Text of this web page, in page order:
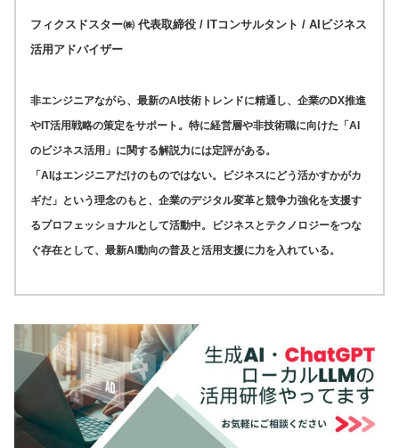
フィクスドスター㈱ 代表取締役 / ITコンサルタント / AIビジネス
活用アドバイザー
非エンジニアながら、最新のAI技術トレンドに精通し、企業のDX推進
やIT活用戦略の策定をサポート。特に経営層や非技術職に向けた「AI
のビジネス活用」に関する解説力には定評がある。
「AIはエンジニアだけのものではない。ビジネスにどう活かすかがカ
ギだ」という理念のもと、企業のデジタル変革と競争力強化を支援す
るプロフェッショナルとして活動中。ビジネスとテクノロジーをつな
ぐ存在として、最新AI動向の普及と活用支援に力を入れている。